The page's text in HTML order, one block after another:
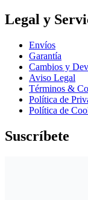
Legal y
Envíos
Garantía
Cambios y
Aviso Legal
Términos &
Política de
Política de
Suscríbete